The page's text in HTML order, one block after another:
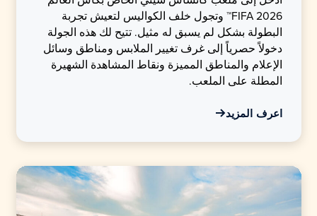
FIFA 2026™ وتجول خلف الكواليس لتعيش تجربة
البطولة بشكل لم يسبق له مثيل. تتيح لك هذه الجولة
دخولاً حصرياً إلى غرف تغيير الملابس ومناطق وسائل
الإعلام والمناطق المميزة ونقاط المشاهدة الشهيرة
المطلة على الملعب.
اعرف المزيد